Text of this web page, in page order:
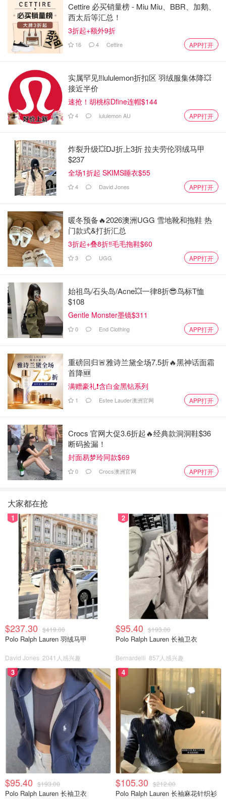
Cettire 必买销量榜 - Miu Miu、BBR、加鹅、
西太后等汇总！
3折起+额外9折
16 4 Cettire APP打开
实属罕见‼️lululemon折扣区 羽绒服集体降💥
接近半价
速抢！胡桃棕Dfine连帽$144
4 lululemon AU APP打开
炸裂升级💥DJ折上3折 拉夫劳伦羽绒马甲
$237
全场1折起 SKIMS睡衣$55
4 David Jones APP打开
暖冬预备🔥2026澳洲UGG 雪地靴和拖鞋 热
门款式&打折汇总
3折起+叠8折‼️毛毛拖鞋$60
3 UGG APP打开
始祖鸟/石头岛/Acne💥一律8折😎鸟标T恤
$108
Gentle Monster墨镜$311
0 End Clothing APP打开
重磅回归🚨雅诗兰黛全场7.5折🔥黑神话面霜
首降🆕
满赠豪礼❗含白金黑钻系列
1 Estee Lauder澳洲官网 APP打开
Crocs 官网大促3.6折起🔥经典款洞洞鞋$36
断码捡漏！
封面易梦玲同款$69
0 Crocs澳洲官网 APP打开
大家都在抢
1
$237.30 $419.00
Polo Ralph Lauren 羽绒马甲
David Jones 2041人感兴趣
2
$95.40 $193.00
Polo Ralph Lauren 长袖卫衣
Bernardelli 857人感兴趣
3
$95.40 $193.00
Polo Ralph Lauren 长袖卫衣
4
$105.30 $212.00
Polo Ralph Lauren 长袖麻花针织衫